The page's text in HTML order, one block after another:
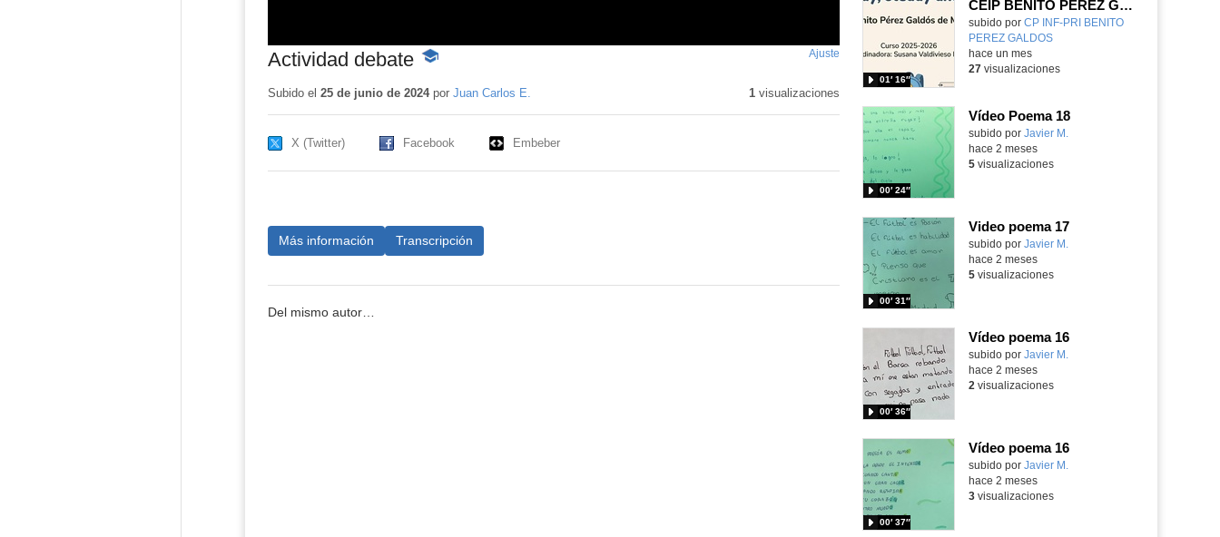
Actividad debate -
educativo
Ajuste
pantalla
Subido el 25 de junio de 2024por Juan Carlos E. 1visualizaciones
X (Twitter) Facebook Embeber
Más información Transcripción
Del mismo autor…
CEIP BENITO PÉREZ GALDÓS READY, STEADY & GO
Contenido educativo.
subido por CP INF-PRI BENITO
PEREZ GALDOS
01′ 16″
-
hace un mes
27visualizaciones
Vídeo Poema 18
subido por Javier M.
00′ 24″
hace 2 meses
5visualizaciones
Video poema 17
subido por Javier M.
00′ 31″
hace 2 meses
5visualizaciones
Vídeo poema 16
subido por Javier M.
00′ 36″
hace 2 meses
2 visualizaciones
Vídeo poema 16
subido por Javier M.
00′ 37″
hace 2 meses
3visualizaciones